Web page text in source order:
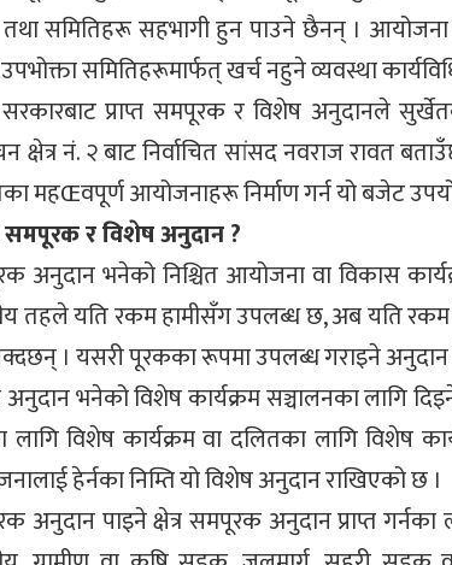
समितिहरू सहभागी हुन पाउने छैनन् । आयोजना
समितिहरूमार्फत् खर्च नहुने व्यवस्था
प्राप्त समपूरक र विशेष अनुदानले
क्षेत्र नं. २ बाट निर्वाचित सांसद नवराज रावत
महŒवपूर्ण आयोजनाहरू निर्माण गर्न यो बजेट
र विशेष अनुदान ?
अनुदान भनेको निश्चित आयोजना वा विकास
तहले यति रकम हामीसँग उपलब्ध छ, अब यति
। यसरी पूरकका रूपमा उपलब्ध गराइने
भनेको विशेष कार्यक्रम सञ्चालनका लागि
लागि विशेष कार्यक्रम वा दलितका लागि विशेष
हेर्नका निम्ति यो विशेष अनुदान राखिएको छ ।
अनुदान पाइने क्षेत्र समपूरक अनुदान प्राप्त गर्नका